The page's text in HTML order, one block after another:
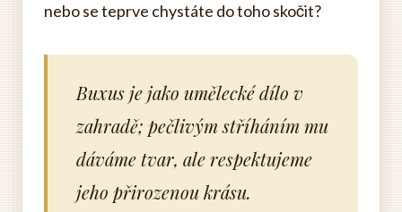
nebo se teprve chystáte do toho skočit?
Buxus je jako umělecké dílo v
zahradě; pečlivým stříháním mu
dáváme tvar, ale respektujeme
jeho přirozenou krásu.